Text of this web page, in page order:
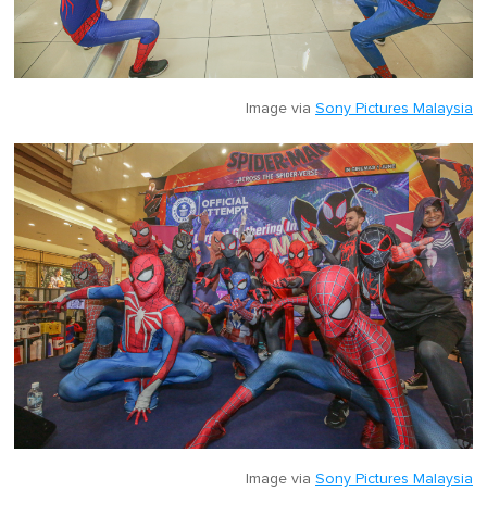
Image via Sony Pictures Malaysia
Image via Sony Pictures Malaysia